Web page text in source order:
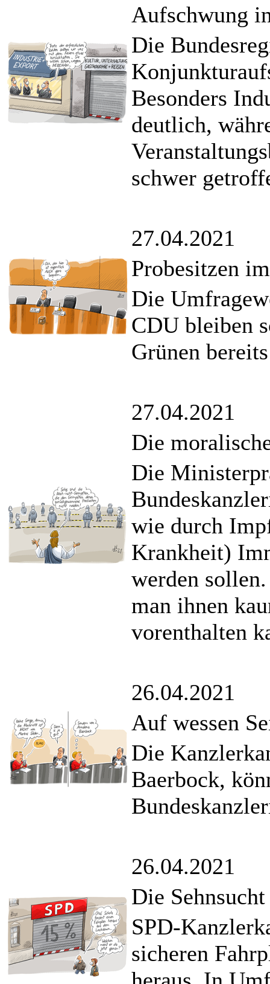
Aufschwung
Die
Besonders
deutlich,
schwer
27.04.2021
Probesitzen
Die
CDU bleiben
Grünen
27.04.2021
Die
Die
wie durch
Krankheit)
werden
man ihnen
vorenthalten
26.04.2021
Auf wessen
Die
Baerbock,
26.04.2021
Die
SPD-
sicheren